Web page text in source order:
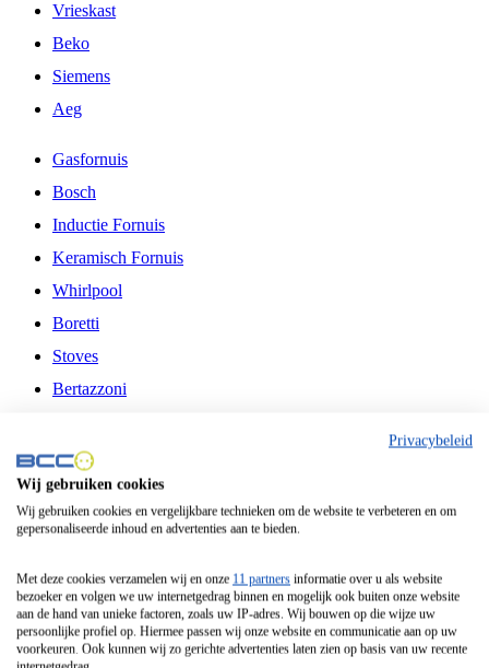
Vrieskast
Beko
Siemens
Aeg
Gasfornuis
Bosch
Inductie Fornuis
Keramisch Fornuis
Whirlpool
Boretti
Stoves
Bertazzoni
Fitelli
Airfryer
Frituurpan
Contactgrill
Broodbakmachine
Broodrooster
Privacybeleid
Wij gebruiken cookies
Wij gebruiken cookies en vergelijkbare technieken om de website te verbeteren en om
gepersonaliseerde inhoud en advertenties aan te bieden.
Met deze cookies verzamelen wij en onze 11 partners informatie over u als website
bezoeker en volgen we uw internetgedrag binnen en mogelijk ook buiten onze website
aan de hand van unieke factoren, zoals uw IP-adres. Wij bouwen op die wijze uw
persoonlijke profiel op. Hiermee passen wij onze website en communicatie aan op uw
voorkeuren. Ook kunnen wij zo gerichte advertenties laten zien op basis van uw recente